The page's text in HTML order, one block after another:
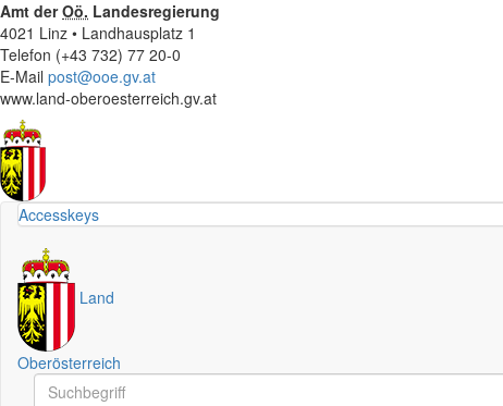
Amt derOö. Landesregierung
4021 Linz • Landhausplatz 1
Telefon (+43 732) 77 20-0
E-Mail post@ooe.gv.at
www.land-oberoesterreich.gv.at
Accesskeys
Land
Oberösterreich
Schnellsuche
Schnellsuche